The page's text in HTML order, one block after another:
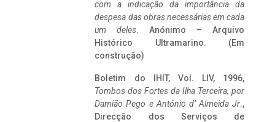
com a indicação da importância da
despesa das obras necessárias em cada
um deles. Anónimo – Arquivo
Histórico Ultramarino. (Em
construção)
Boletim do IHIT, Vol. LIV, 1996,
Tombos dos Fortes da Ilha Terceira, por
Damião Pego e António d’ Almeida Jr.,
Direcção dos Serviços de